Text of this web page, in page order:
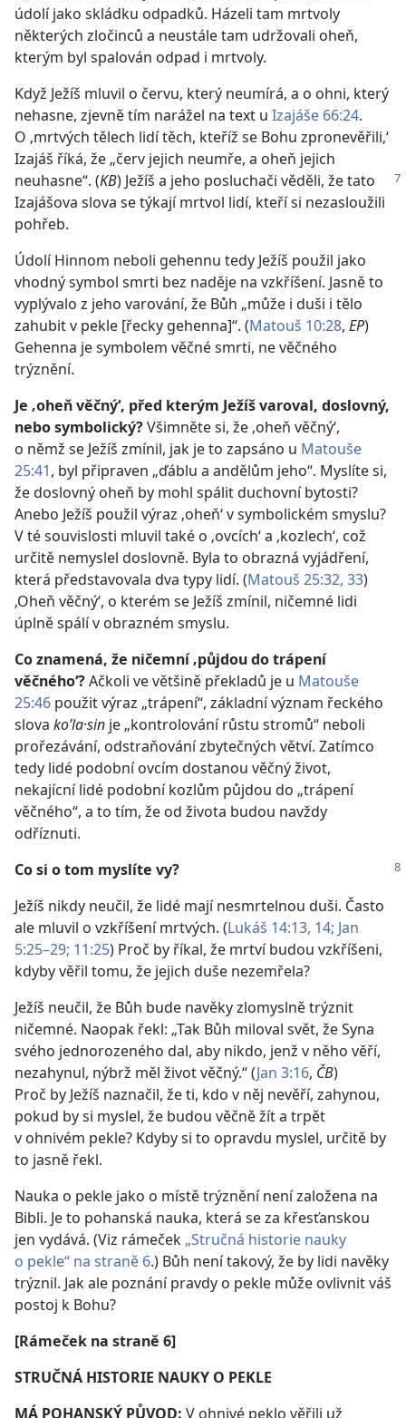
údolí jako skládku odpadků. Házeli tam mrtvoly
některých zločinců a neustále tam udržovali oheň,
kterým byl spalován odpad i mrtvoly.
Když Ježíš mluvil o červu, který neumírá, a o ohni, který
nehasne, zjevně tím narážel na text u Izajáše 66:24.
O ‚mrtvých tělech lidí těch, kteříž se Bohu zpronevěřili,‘
Izajáš říká, že „červ jejich neumře, a oheň jejich
neuhasne“. (KB) Ježíš a jeho posluchači věděli, že tato
Izajášova slova se týkají mrtvol lidí, kteří si nezasloužili
pohřeb.
Údolí Hinnom neboli gehennu tedy Ježíš použil jako
vhodný symbol smrti bez naděje na vzkříšení. Jasně to
vyplývalo z jeho varování, že Bůh „může i duši i tělo
zahubit v pekle [řecky gehenna]“. (Matouš 10:28, EP)
Gehenna je symbolem věčné smrti, ne věčného
trýznění.
Je ‚oheň věčný‘, před kterým Ježíš varoval, doslovný,
nebo symbolický?Všimněte si, že ‚oheň věčný‘,
o němž se Ježíš zmínil, jak je to zapsáno u Matouše
25:41, byl připraven „ďáblu a andělům jeho“. Myslíte si,
že doslovný oheň by mohl spálit duchovní bytosti?
Anebo Ježíš použil výraz ‚oheň‘ v symbolickém smyslu?
V té souvislosti mluvil také o ‚ovcích‘ a ‚kozlech‘, což
určitě nemyslel doslovně. Byla to obrazná vyjádření,
která představovala dva typy lidí. (Matouš 25:32, 33)
‚Oheň věčný‘, o kterém se Ježíš zmínil, ničemné lidi
úplně spálí v obrazném smyslu.
Co znamená, že ničemní ‚půjdou do trápení
věčného‘?Ačkoli ve většině překladů je u Matouše
25:46 použit výraz „trápení“, základní význam řeckého
slova koʹla·sin je „kontrolování růstu stromů“ neboli
prořezávání, odstraňování zbytečných větví. Zatímco
tedy lidé podobní ovcím dostanou věčný život,
nekajícní lidé podobní kozlům půjdou do „trápení
věčného“, a to tím, že od života budou navždy
odříznuti.
Co si o tom myslíte vy?
Ježíš nikdy neučil, že lidé mají nesmrtelnou duši. Často
ale mluvil o vzkříšení mrtvých. (Lukáš 14:13, 14; Jan
5:25–29; 11:25) Proč by říkal, že mrtví budou vzkříšeni,
kdyby věřil tomu, že jejich duše nezemřela?
Ježíš neučil, že Bůh bude navěky zlomyslně trýznit
ničemné. Naopak řekl: „Tak Bůh miloval svět, že Syna
svého jednorozeného dal, aby nikdo, jenž v něho věří,
nezahynul, nýbrž měl život věčný.“ (Jan 3:16, ČB)
Proč by Ježíš naznačil, že ti, kdo v něj nevěří, zahynou,
pokud by si myslel, že budou věčně žít a trpět
v ohnivém pekle? Kdyby si to opravdu myslel, určitě by
to jasně řekl.
Nauka o pekle jako o místě trýznění není založena na
Bibli. Je to pohanská nauka, která se za křesťanskou
jen vydává. (Viz rámeček „Stručná historie nauky
o pekle“ na straně 6.) Bůh není takový, že by lidi navěky
trýznil. Jak ale poznání pravdy o pekle může ovlivnit váš
postoj k Bohu?
[Rámeček na straně 6]
STRUČNÁ HISTORIE NAUKY O PEKLE
MÁ POHANSKÝ PŮVOD: V ohnivé peklo věřili už